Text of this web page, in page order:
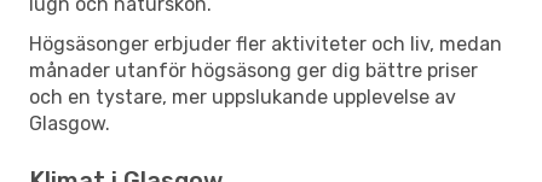
Högsäsonger erbjuder fler aktiviteter och liv, medan
månader utanför högsäsong ger dig bättre priser
och en tystare, mer uppslukande upplevelse av
Glasgow.